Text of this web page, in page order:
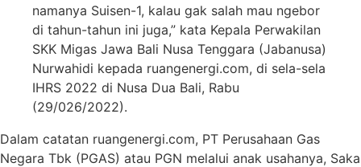
namanya Suisen-1, kalau gak salah mau ngebor
di tahun-tahun ini juga,” kata Kepala Perwakilan
SKK Migas Jawa Bali Nusa Tenggara (Jabanusa)
Nurwahidi kepada ruangenergi.com, di sela-sela
IHRS 2022 di Nusa Dua Bali, Rabu
(29/026/2022).
Dalam catatan ruangenergi.com, PT Perusahaan Gas
Negara Tbk (PGAS) atau PGN melalui anak usahanya, Saka